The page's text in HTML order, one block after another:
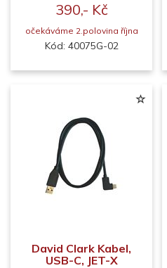
390,- Kč
očekáváme 2.polovina října
Kód: 40075G-02
David Clark Kabel,
USB-C, JET-X